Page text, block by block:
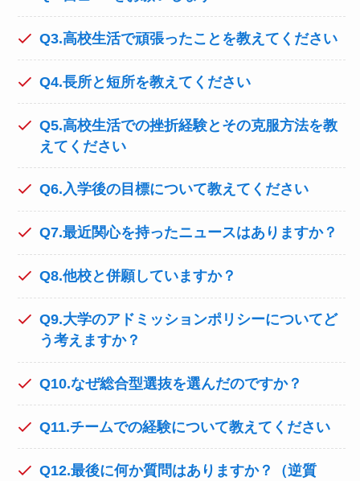
Q3.高校生活で頑張ったことを教えてください
Q4.長所と短所を教えてください
Q5.高校生活での挫折経験とその克服方法を教
えてください
Q6.入学後の目標について教えてください
Q7.最近関心を持ったニュースはありますか？
Q8.他校と併願していますか？
Q9.大学のアドミッションポリシーについてど
う考えますか？
Q10.なぜ総合型選抜を選んだのですか？
Q11.チームでの経験について教えてください
Q12.最後に何か質問はありますか？（逆質